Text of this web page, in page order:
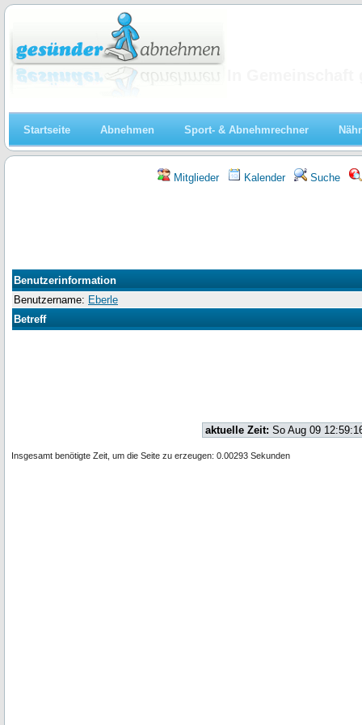
Startseite Abnehmen Sport- & Abnehmrechner
Mitglieder Kalender Suche
Benutzerinformation
Benutzername: Eberle
Betreff
aktuelle Zeit: So Aug 09
Insgesamt benötigte Zeit, um die Seite zu erzeugen: 0.00293 Sekunden